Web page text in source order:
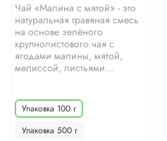
Чай «Малина с мятой» - это
натуральная травяная смесь
на основе зелёного
крупнолистового чая с
ягодами малины, мятой,
мелиссой, листьями...
Упаковка 100 г
Упаковка 500 г